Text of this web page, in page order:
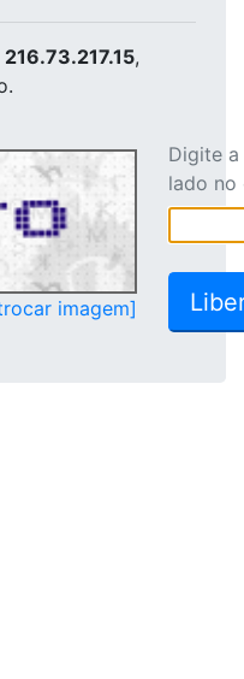
216.73.217.15,
imagem]
Digite
lado no